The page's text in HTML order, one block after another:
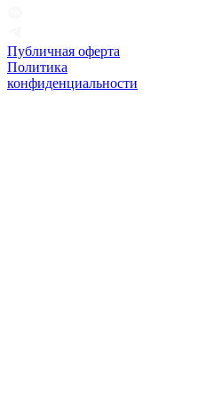
Публичная оферта
Политика
конфиденциальности